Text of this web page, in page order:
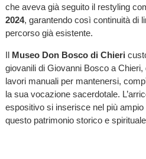
che aveva già seguito il restyling
2024, garantendo così continuità di
percorso già esistente.
Il Museo Don Bosco di Chieri
giovanili di Giovanni Bosco a
lavori manuali per mantenersi,
la sua vocazione sacerdotale.
espositivo si inserisce nel più
questo patrimonio storico e